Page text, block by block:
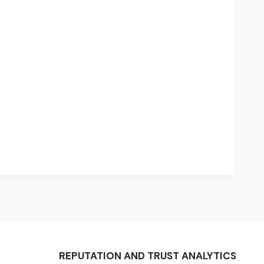
REPUTATION AND TRUST ANALYTICS